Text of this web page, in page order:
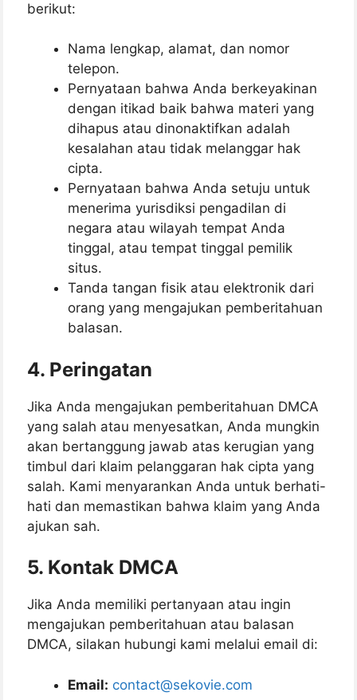
berikut:
Nama lengkap, alamat, dan nomor
telepon.
Pernyataan bahwa Anda berkeyakinan
dengan itikad baik bahwa materi yang
dihapus atau dinonaktifkan adalah
kesalahan atau tidak melanggar hak
cipta.
Pernyataan bahwa Anda setuju untuk
menerima yurisdiksi pengadilan di
negara atau wilayah tempat Anda
tinggal, atau tempat tinggal pemilik
situs.
Tanda tangan fisik atau elektronik dari
orang yang mengajukan pemberitahuan
balasan.
4. Peringatan
Jika Anda mengajukan pemberitahuan DMCA
yang salah atau menyesatkan, Anda mungkin
akan bertanggung jawab atas kerugian yang
timbul dari klaim pelanggaran hak cipta yang
salah. Kami menyarankan Anda untuk berhati-
hati dan memastikan bahwa klaim yang Anda
ajukan sah.
5. Kontak DMCA
Jika Anda memiliki pertanyaan atau ingin
mengajukan pemberitahuan atau balasan
DMCA, silakan hubungi kami melalui email di:
Email: contact@sekovie.com